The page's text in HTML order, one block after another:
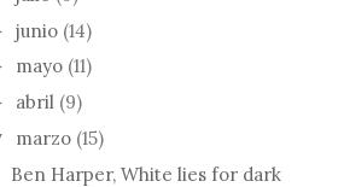
07-11-12
junio (14)
mayo (11)
abril (9)
marzo (15)
Ben Harper, White lies for dark